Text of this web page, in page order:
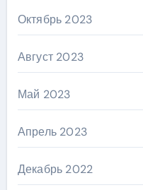
Октябрь 2023
Август 2023
Май 2023
Апрель 2023
Декабрь 2022